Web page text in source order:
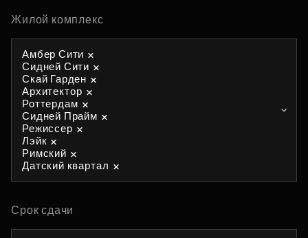
Жилой комплекс
Амбер Сити
Сидней Сити
Скай Гарден
Архитектор
Роттердам
Сидней Прайм
Режиссер
Лэйк
Римский
Датский квартал
Срок сдачи